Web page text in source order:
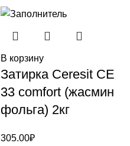
В корзину
Затирка Ceresit CE
33 comfort (жасмин
фольга) 2кг
305.00₽